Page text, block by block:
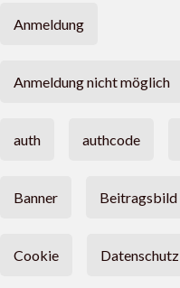
Anmeldung
Anmeldung nicht möglich
auth authcode
Banner Beitragsbild
Cookie Datenschutz